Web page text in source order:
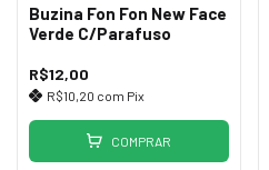
Buzina Fon Fon New Face
Verde C/Parafuso
R$12,00
R$10,20 com Pix
COMPRAR